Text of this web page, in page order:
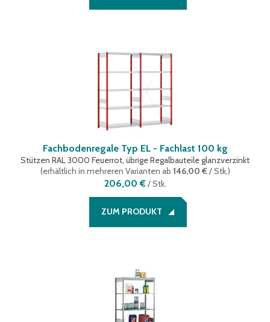
Fachbodenregale Typ EL - Fachlast 100 kg
Stützen RAL 3000 Feuerrot, übrige Regalbauteile glanzverzinkt
(erhältlich in mehreren Varianten ab 146,00 €/ Stk.)
206,00 €/Stk.
ZUM PRODUKT